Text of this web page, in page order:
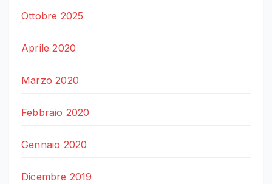
Ottobre 2025
Aprile 2020
Marzo 2020
Febbraio 2020
Gennaio 2020
Dicembre 2019